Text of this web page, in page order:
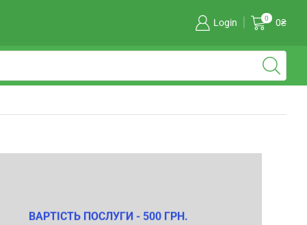
Login 0 0₴
ВАРТІСТЬ ПОСЛУГИ - 500 ГРН.